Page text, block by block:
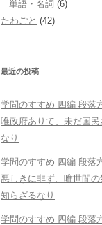
単語・名詞 (6)
たわごと (42)
最近の投稿
学問のすすめ 四編 段落
唯政府ありて、未だ国
なり
学問のすすめ 四編 段落
悪しきに非ず、唯世間
知らざるなり
学問のすすめ 四編 段落